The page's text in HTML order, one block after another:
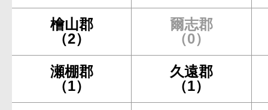
檜山郡
（2）
爾志郡
（0）
瀬棚郡
（1）
久遠郡
（1）